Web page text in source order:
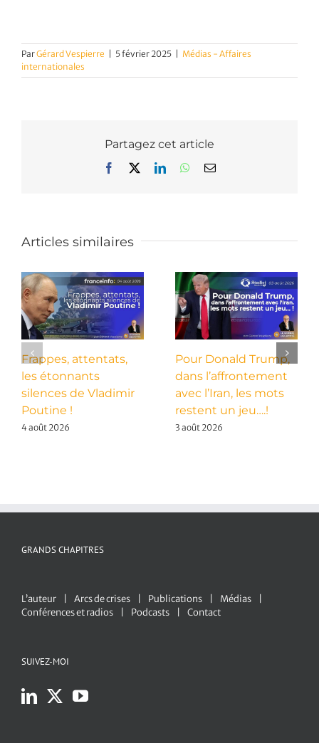
ParGérard Vespierre 5 février 2025
Médias - Affaires
internationales
Partagez cet article
Facebook LinkedInWhatsApp
Email
Articles similaires
Frappes, attentats,
les étonnants
silences de Vladimir
Poutine !
4 août 2026
Pour Donald Trump,
dans l’affrontement
avec l’Iran, les mots
restent un jeu….!
3 août 2026
GRANDS CHAPITRES
L’auteur Arcs de crises Publications
Médias
Conférences et radios
Podcasts Contact
SUIVEZ-MOI